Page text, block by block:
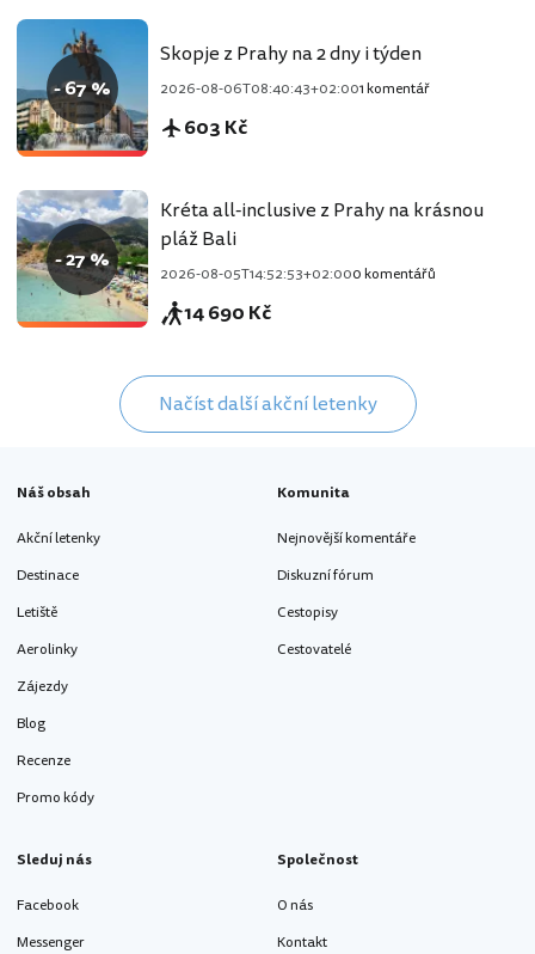
- 67 %
Skopje z Prahy na 2 dny i týden
2026-08-06T08:40:43+02:001 komentář
603 Kč
- 27 %
Kréta all-inclusive z Prahy na krásnou
pláž Bali
2026-08-05T14:52:53+02:000 komentářů
14 690 Kč
Načíst další akční letenky
Náš obsah
Akční letenky
Destinace
Letiště
Aerolinky
Zájezdy
Blog
Recenze
Promo kódy
Komunita
Nejnovější komentáře
Diskuzní fórum
Cestopisy
Cestovatelé
Sleduj nás
Facebook
Messenger
Společnost
O nás
Kontakt